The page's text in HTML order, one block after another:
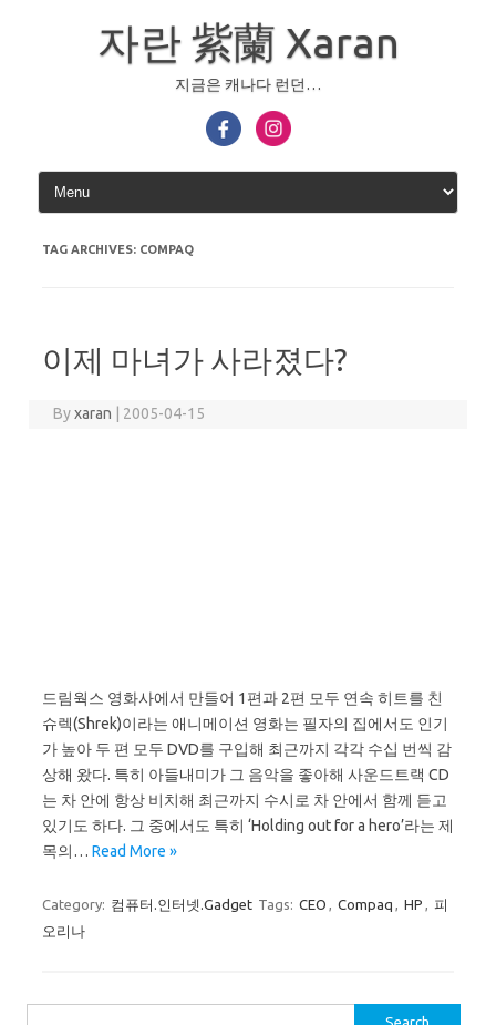
자란 紫蘭 Xaran
지금은 캐나다 런던…
TAG ARCHIVES: COMPAQ
이제 마녀가 사라졌다?
Byxaran 2005-04-15
드림웍스 영화사에서 만들어 1편과 2편 모두 연속 히트를 친
슈렉(Shrek)이라는 애니메이션 영화는 필자의 집에서도 인기
가 높아 두 편 모두 DVD를 구입해 최근까지 각각 수십 번씩 감
상해 왔다. 특히 아들내미가 그 음악을 좋아해 사운드트랙 CD
는 차 안에 항상 비치해 최근까지 수시로 차 안에서 함께 듣고
있기도 하다. 그 중에서도 특히 ‘Holding out for a hero’라는 제
목의… Read More »
Category: 컴퓨터.인터넷.Gadget Tags: CEO Compaq HP
피
오리나